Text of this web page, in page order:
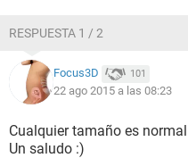
RESPUESTA 1 / 2
Focus3D 101
22 ago 2015 a las 08:23
Cualquier tamaño es
Un saludo :)